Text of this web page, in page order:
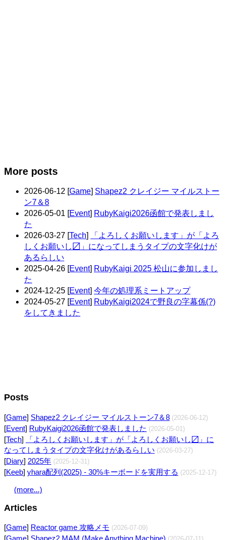
More posts
2026-06-12 [Game] Shapez2 クレイジー マイルストー
ン7＆8
2026-05-01 [Event] RubyKaigi2026函館で発表しまし
た
2026-03-27 [Tech]
「よろしくお願いします」が「よろ
しくお願いし〼」になってしまうタイプの文字化けが
あるらしい
2025-04-26 [Event] RubyKaigi 2025 松山に参加しまし
た
2024-12-25 [Event] 今年の処理系ミートアップ
2024-05-27 [Event] RubyKaigi2024で野良の字幕係(?)
をしてきました
Posts
[Game] Shapez2 クレイジー マイルストーン7＆8 (2026-06-12)
[Event] RubyKaigi2026函館で発表しました (2026-05-01)
[Tech]
「よろしくお願いします」が「よろしくお願いし〼」に
なってしまうタイプの文字化けがあるらしい (2026-03-27)
[Diary] 2025年 (2025-12-31)
[Keeb] yhara配列(2025) - 30%キーボードを実用する (2025-12-17)
(more...)
Articles
[Game] Reactor game 攻略メモ (2026-07-09)
[Game] Shapez2 MAM (Make Anything Machine)